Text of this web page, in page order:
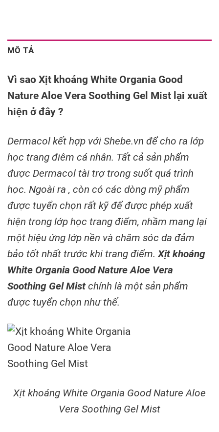
MÔ TẢ
Vì sao Xịt khoáng White Organia Good
Nature Aloe Vera Soothing Gel Mist lại xuất
hiện ở đây ?
Dermacol kết hợp với Shebe.vn để cho ra lớp
học trang điêm cá nhân. Tất cả sản phẩm
được Dermacol tài trợ trong suốt quá trình
học. Ngoài ra , còn có các dòng mỹ phẩm
được tuyển chọn rất kỹ để được phép xuất
hiện trong lớp học trang điểm, nhầm mang lại
một hiệu ứng lớp nền và chăm sóc da đảm
bảo tốt nhất trước khi trang điểm.Xịt khoáng
White Organia Good Nature Aloe Vera
Soothing Gel Mist chính là một sản phẩm
được tuyển chọn như thế.
Xịt khoáng White Organia Good Nature Aloe
Vera Soothing Gel Mist